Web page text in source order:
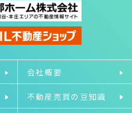
会社概要
不動産売買の豆知識